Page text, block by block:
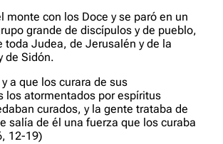
monte con los Doce y se paró en un
grande de discípulos y de pueblo,
toda Judea, de Jerusalén y de la
de Sidón.
a que los curara de sus
los atormentados por espíritus
curados, y la gente trataba de
salía de él una fuerza que los curaba
12-19)